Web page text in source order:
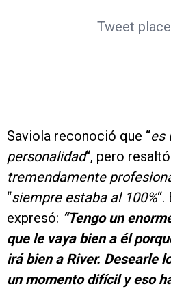
Tweet
Saviola reconoció que “es
personalidad“, pero
tremendamente
“siempre estaba al 100%
expresó: “Tengo un
que le vaya bien a él
irá bien a River. Desearle
un momento difícil y eso